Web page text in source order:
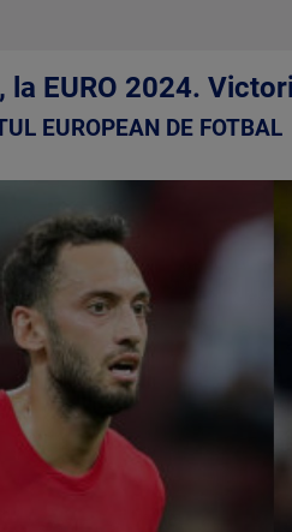
la EURO 2024.
EUROPEAN DE FOTBAL